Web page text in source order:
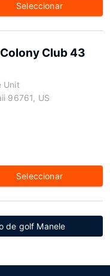
Seleccionar
Club 43
Unit
96761, US
Seleccionar
de golf Manele